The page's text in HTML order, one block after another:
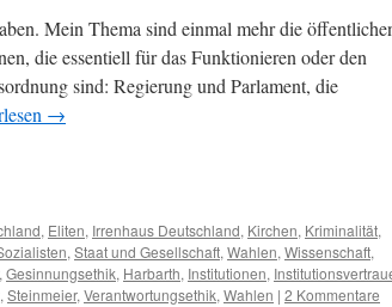
Mein Thema sind einmal mehr die
die essentiell für das Funktionieren oder den
sind: Regierung und Parlament, die
→
, Eliten, Irrenhaus Deutschland, Kirchen, Kriminalität,
,Staat und Gesellschaft,Wahlen,Wissenschaft,
,Gesinnungsethik, Harbarth, Institutionen,
,Steinmeier,Verantwortungsethik,Wahlen | 2 Kommentare